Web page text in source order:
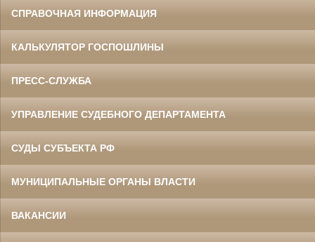
СПРАВОЧНАЯ ИНФОРМАЦИЯ
КАЛЬКУЛЯТОР ГОСПОШЛИНЫ
ПРЕСС-СЛУЖБА
УПРАВЛЕНИЕ СУДЕБНОГО ДЕПАРТАМЕНТА
СУДЫ СУБЪЕКТА РФ
МУНИЦИПАЛЬНЫЕ ОРГАНЫ ВЛАСТИ
ВАКАНСИИ